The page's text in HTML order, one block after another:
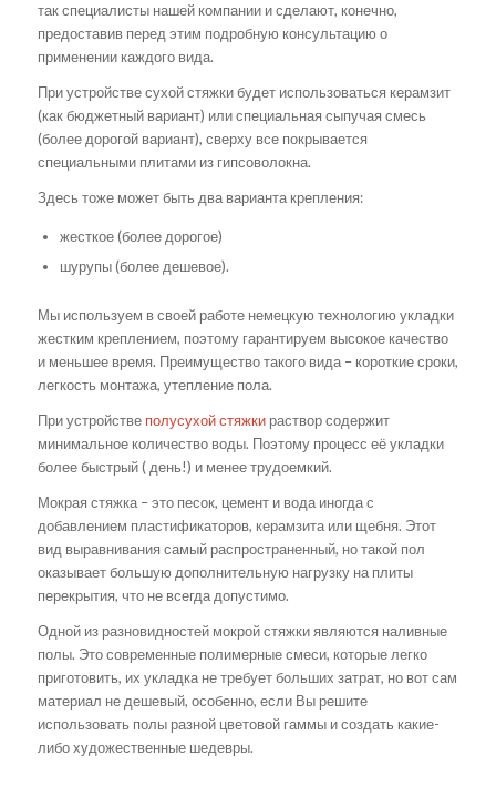
так специалисты нашей компании и сделают, конечно,
предоставив перед этим подробную консультацию о
применении каждого вида.
При устройстве сухой стяжки будет использоваться керамзит
(как бюджетный вариант) или специальная сыпучая смесь
(более дорогой вариант), сверху все покрывается
специальными плитами из гипсоволокна.
Здесь тоже может быть два варианта крепления:
жесткое (более дорогое)
шурупы (более дешевое).
Мы используем в своей работе немецкую технологию укладки
жестким креплением, поэтому гарантируем высокое качество
и меньшее время. Преимущество такого вида – короткие сроки,
легкость монтажа, утепление пола.
При устройстве полусухой стяжкираствор содержит
минимальное количество воды. Поэтому процесс её укладки
более быстрый ( день!) и менее трудоемкий.
Мокрая стяжка – это песок, цемент и вода иногда с
добавлением пластификаторов, керамзита или щебня. Этот
вид выравнивания самый распространенный, но такой пол
оказывает большую дополнительную нагрузку на плиты
перекрытия, что не всегда допустимо.
Одной из разновидностей мокрой стяжки являются наливные
полы. Это современные полимерные смеси, которые легко
приготовить, их укладка не требует больших затрат, но вот сам
материал не дешевый, особенно, если Вы решите
использовать полы разной цветовой гаммы и создать какие-
либо художественные шедевры.